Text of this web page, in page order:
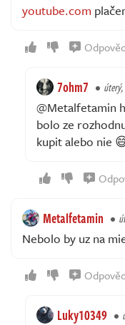
youtube.com
7ohm7
@Metalfetamin
bolo ze
kupit alebo nie
Metalfetamin
Nebolo by uz na
Luky10349